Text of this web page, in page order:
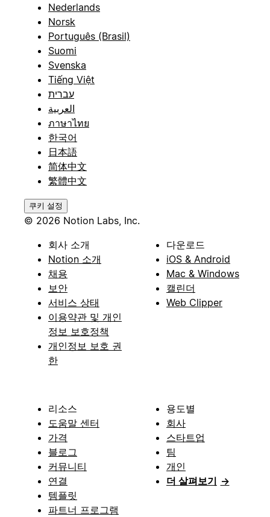
Nederlands
Norsk
Português (Brasil)
Suomi
Svenska
Tiếng Việt
עברית
العربية
ภาษาไทย
한국어
日本語
简体中文
繁體中文
쿠키 설정
© 2026 Notion Labs, Inc.
회사 소개
Notion 소개
채용
보안
서비스 상태
이용약관 및 개인
정보 보호정책
개인정보 보호 권
한
다운로드
iOS & Android
Mac & Windows
캘린더
Web Clipper
리소스
도움말 센터
가격
블로그
커뮤니티
연결
템플릿
파트너 프로그램
용도별
회사
스타트업
팀
개인
더 살펴보기 →